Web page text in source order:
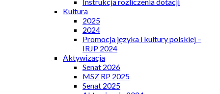
Kultura
2025
2024
Promocja języka i kultury polskiej –
IRJP 2024
Aktywizacja
Senat 2026
MSZ RP 2025
Senat 2025